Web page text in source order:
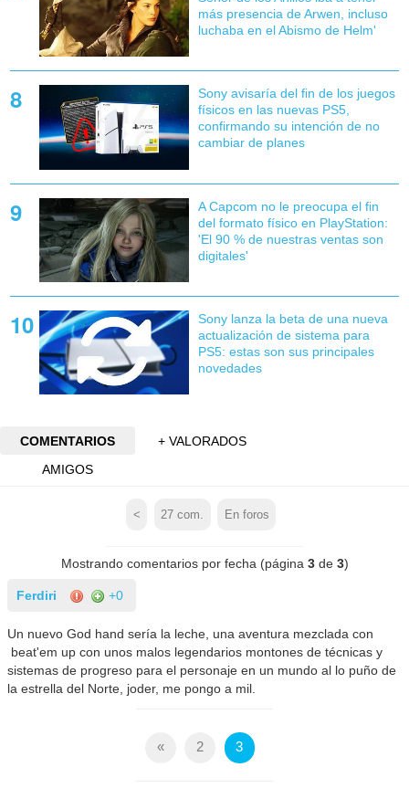
más presencia de Arwen, incluso
luchaba en el Abismo de Helm'
Sony avisaría del fin de los juegos
físicos en las nuevas PS5,
confirmando su intención de no
cambiar de planes
A Capcom no le preocupa el fin
del formato físico en PlayStation:
'El 90 % de nuestras ventas son
digitales'
Sony lanza la beta de una nueva
actualización de sistema para
PS5: estas son sus principales
novedades
COMENTARIOS
+ VALORADOS
AMIGOS
< 27 com. En foros
Mostrando comentarios por fecha (página 3de 3)
Ferdiri +0
Un nuevo God hand sería la leche, una aventura mezclada con
beat'em up con unos malos legendarios montones de técnicas y
sistemas de progreso para el personaje en un mundo al lo puño de
la estrella del Norte, joder, me pongo a mil.
« 2 3